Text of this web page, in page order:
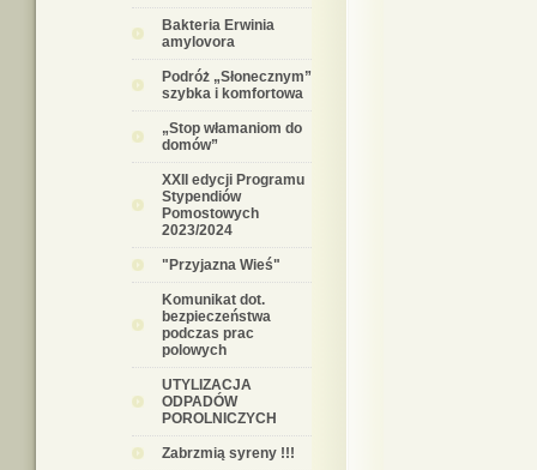
Bakteria Erwinia
amylovora
Podróż „Słonecznym”
szybka i komfortowa
„Stop włamaniom do
domów”
XXII edycji Programu
Stypendiów
Pomostowych
2023/2024
"Przyjazna Wieś"
Komunikat dot.
bezpieczeństwa
podczas prac
polowych
UTYLIZACJA
ODPADÓW
POROLNICZYCH
Zabrzmią syreny !!!